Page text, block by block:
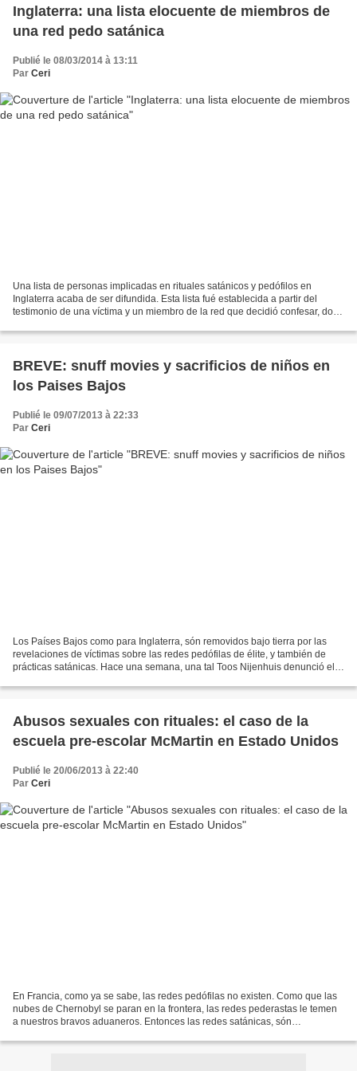
Inglaterra: una lista elocuente de miembros de
una red pedo satánica
Publié le 08/03/2014 à 13:11
Par Ceri
Una lista de personas implicadas en rituales satánicos y pedófilos en
Inglaterra acaba de ser difundida. Esta lista fué establecida a partir del
testimonio de una víctima y un miembro de la red que decidió confesar, dos
BREVE: snuff movies y sacrificios de niños en
los Paises Bajos
Publié le 09/07/2013 à 22:33
Par Ceri
Los Países Bajos como para Inglaterra, són removidos bajo tierra por las
revelaciones de víctimas sobre las redes pedófilas de élite, y también de
prácticas satánicas. Hace una semana, una tal Toos Nijenhuis denunció el
Abusos sexuales con rituales: el caso de la
escuela pre-escolar McMartin en Estado Unidos
Publié le 20/06/2013 à 22:40
Par Ceri
En Francia, como ya se sabe, las redes pedófilas no existen. Como que las
nubes de Chernobyl se paran en la frontera, las redes pederastas le temen
a nuestros bravos aduaneros. Entonces las redes satánicas, són